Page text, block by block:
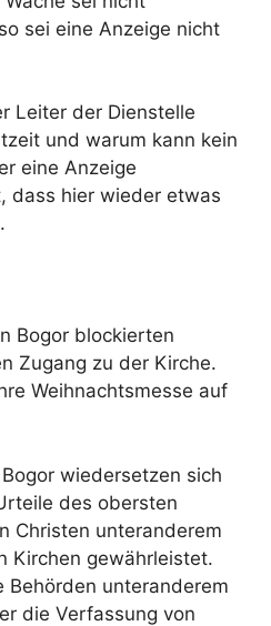
sei eine Anzeige nicht
Leiter der Dienstelle
und warum kann kein
eine Anzeige
dass hier wieder etwas
Bogor blockierten
Zugang zu der Kirche.
Weihnachtsmesse auf
wiedersetzen sich
des obersten
Christen unteranderem
Kirchen gewährleistet.
Behörden unteranderem
die Verfassung von